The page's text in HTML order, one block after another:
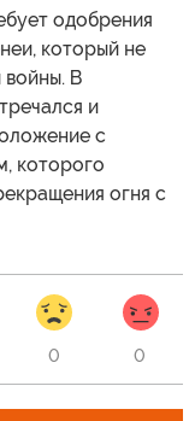
одобрения
который не
войны. В
и
с
которого
огня с
0 0